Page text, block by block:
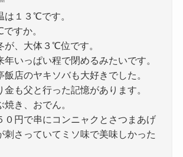
は１３℃です。
すか。
が、大体３℃位です。
年いっぱい程で閉めるみたいです。
飯店のヤキソバも大好きでした。
金も父と行った記憶があります。
き、おでん。
０円で串にコンニャクとさつまあげ
刺さっていてミソ味で美味しかった